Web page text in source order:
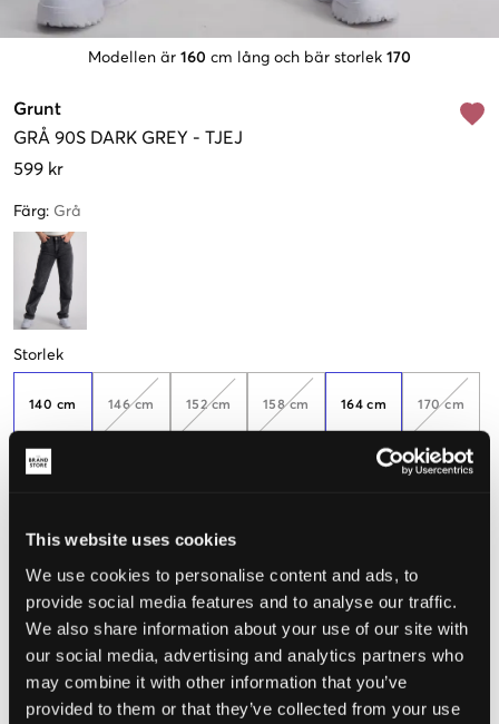
This website uses cookies
We use cookies to personalise content and ads, to
provide social media features and to analyse our traffic.
We also share information about your use of our site with
our social media, advertising and analytics partners who
may combine it with other information that you’ve
provided to them or that they’ve collected from your use
Modellen är 160 cm lång och bär storlek 170
Grunt
GRÅ 90S DARK GREY - TJEJ
599 kr
Färg: Grå
Storlek
140 cm
Endast
kvar
146 cm 152 cm 158 cm 164 cm 170 cm
Upplevd storlek
Perfekt
STORLEKSGUIDE